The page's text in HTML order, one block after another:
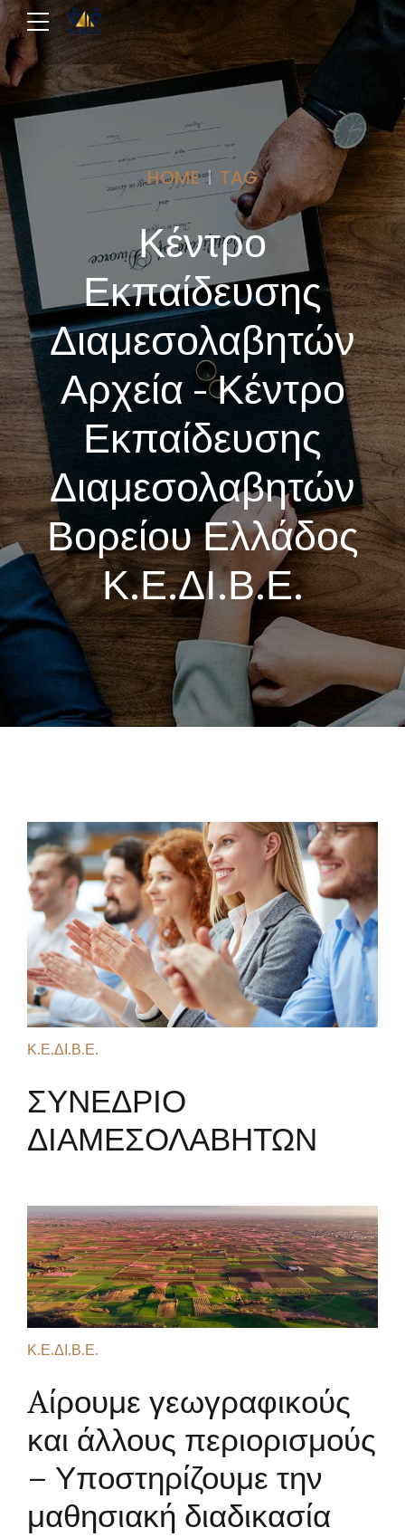
HOME TAG
Κέντρο
Εκπαίδευσης
Διαμεσολαβητών
Αρχεία - Κέντρο
Εκπαίδευσης
Διαμεσολαβητών
Βορείου Ελλάδος
Κ.Ε.ΔΙ.Β.Ε.
Κ.Ε.ΔΙ.Β.Ε.
ΣΥΝΕΔΡΙΟ
ΔΙΑΜΕΣΟΛΑΒΗΤΩΝ
Κ.Ε.ΔΙ.Β.Ε.
Aίρουμε γεωγραφικούς
και άλλους περιορισμούς
– Υποστηρίζουμε την
μαθησιακή διαδικασία